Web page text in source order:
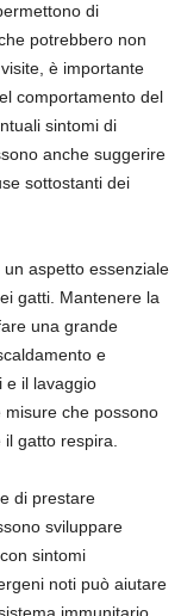
di
potrebbero non
è importante
comportamento del
sintomi di
anche suggerire
sottostanti dei
un aspetto essenziale
gatti. Mantenere la
una grande
e
e il lavaggio
che possono
gatto respira.
di prestare
sviluppare
sintomi
noti può aiutare